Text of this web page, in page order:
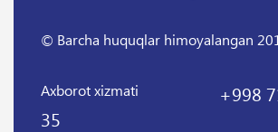
© Barcha huquqlar himoyalangan
Axborot xizmati
+998
35